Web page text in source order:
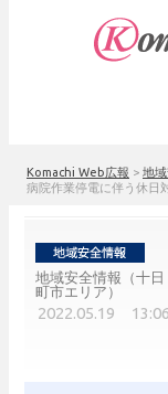
Komachi Web広報 > 地
病院作業停電に伴う休日
地域安全情報（十日
町市エリア）
2022.05.19 13:06